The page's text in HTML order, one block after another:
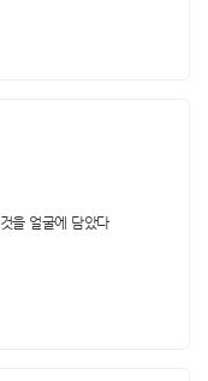
을 얼굴에 담았다